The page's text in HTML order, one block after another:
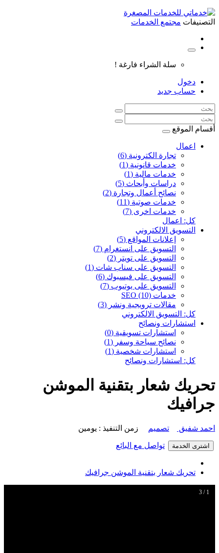
التصنيفات مجتمع الخدمات
سلة الشراء فارغة !
دخول
حساب جديد
أقسام الموقع
اعمال
تجارة الكترونية (6)
خدمات قانونية (1)
خدمات مالية (1)
دراسات وأبحاث (5)
نصائح أعمال وتجارة (2)
خدمات صوتية (11)
خدمات اخرى (7)
كل: اعمال
التسويق الالكتروني
إعلانات المواقع (5)
التسويق على انستغرام (7)
التسويق على تويتر (2)
التسويق على سناب شات (1)
التسويق على فيسبوك (6)
التسويق على يوتيوب (7)
خدمات SEO (10)
مقالات ترويجية ونشر (3)
كل: التسويق الالكتروني
استشارات ونصائح
استشارات تسويقية (0)
نصائح سياحة وسفر (1)
استشارات شخصية (1)
كل: استشارات ونصائح
تحريك شعار بتقنية الموشن
جرافيك
احمد شفيق تصميم زمن التنفيذ : يومين
اشترى الخدمة تواصل مع البائع
تحريك شعار بتقنية الموشن جرافيك
1 / 3